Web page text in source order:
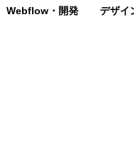
Webflow・開発 デザイ